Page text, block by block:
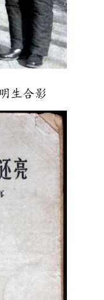
生合影